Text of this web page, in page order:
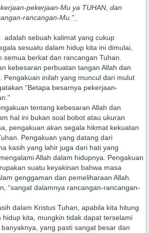
pekerjaan-Mu ya TUHAN, dan
rancangan-Mu.”_
adalah sebuah kalimat yang cukup
sesuatu dalam hidup kita ini dimulai,
semua berkat dan rancangan Tuhan.
kebesaran perbuatan tangan Allah dan
Pengakuan inilah yang muncul dari mulut
“Betapa besarnya pekerjaan-
tentang kebesaran Allah dan
hal ini bukan soal bobot atau ukuran
pengakuan akan segala hikmat kekuatan
Pengakuan yang datang dari
kasih yang lahir juga dari hati yang
Allah dalam hidupnya. Pengakuan
suatu keyakinan bahwa masa
genggaman dan pemeliharaan Allah.
“sangat dalamnya rancangan-rancangan-
dalam Kristus Tuhan, apabila kita hitung
hidup kita, mungkin tidak dapat terselami
yang pasti sangat besar dan